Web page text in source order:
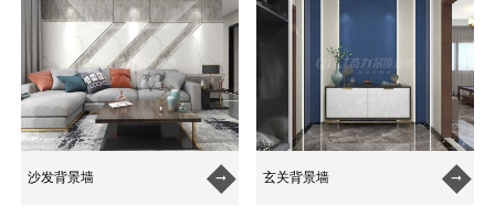
沙发背景墙  玄关背景墙 